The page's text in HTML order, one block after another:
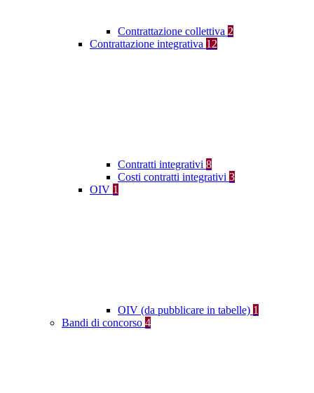
Contrattazione collettiva 2
Contrattazione integrativa 12
Contratti integrativi 8
Costi contratti integrativi 3
OIV 1
OIV (da pubblicare in tabelle) 1
Bandi di concorso 4